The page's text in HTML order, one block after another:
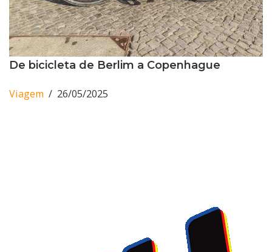
De bicicleta de Berlim a Copenhague
Viagem 26/05/2025